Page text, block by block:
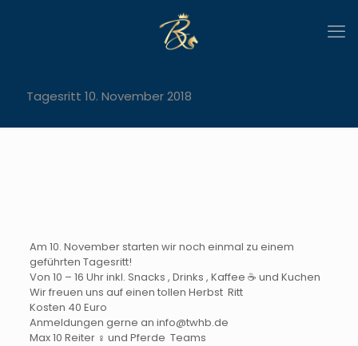
Tagesritt 10. November 2018
Am 10. November starten wir noch einmal zu einem
geführten Tagesritt!
Von 10 – 16 Uhr inkl. Snacks , Drinks , Kaffee ☕ und Kuchen
Wir freuen uns auf einen tollen Herbst Ritt
Kosten 40 Euro
Anmeldungen gerne an info@twhb.de
Max 10 Reiter ‍♀ und Pferde Teams